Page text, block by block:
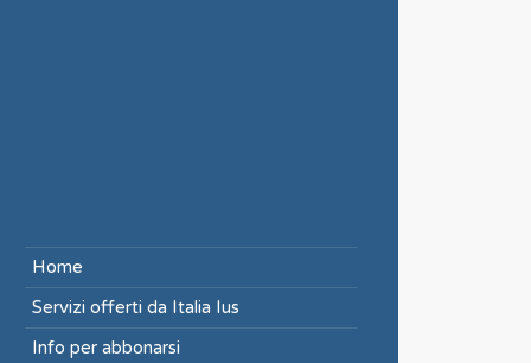
Home
Servizi offerti da Italia Ius
Info per abbonarsi